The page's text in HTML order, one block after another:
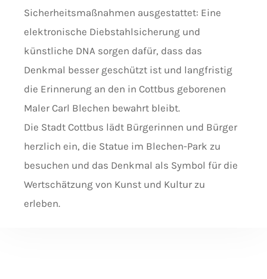
Sicherheitsmaßnahmen ausgestattet: Eine
elektronische Diebstahlsicherung und
künstliche DNA sorgen dafür, dass das
Denkmal besser geschützt ist und langfristig
die Erinnerung an den in Cottbus geborenen
Maler Carl Blechen bewahrt bleibt.
Die Stadt Cottbus lädt Bürgerinnen und Bürger
herzlich ein, die Statue im Blechen-Park zu
besuchen und das Denkmal als Symbol für die
Wertschätzung von Kunst und Kultur zu
erleben.